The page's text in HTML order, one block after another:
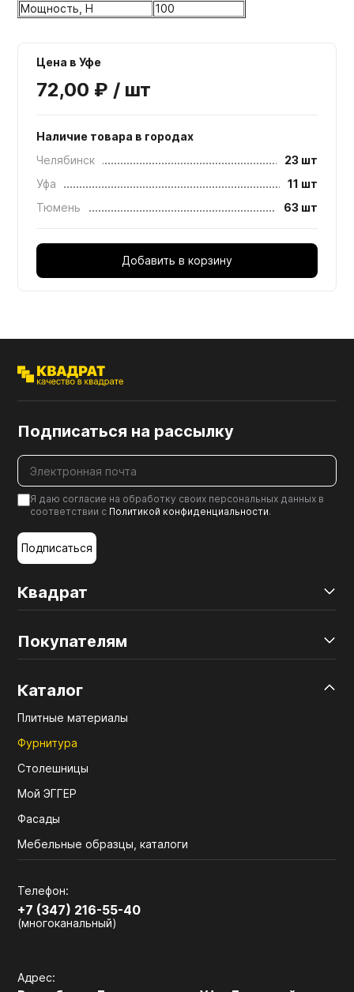
Мощность, H
100
Цена в Уфе
72,00 ₽ / шт
Наличие товара в городах
Челябинск
23 шт
Уфа
11 шт
Тюмень
63 шт
Добавить в корзину
Квадрат
Покупателям
Каталог
Плитные материалы
Фурнитура
Столешницы
Мой ЭГГЕР
Фасады
Мебельные образцы, каталоги
Телефон:
+7 (347) 216-55-40
(многоканальный)
Адрес:
Подписаться на рассылку
Я даю согласие на обработку своих персональных данных в
соответствии с Политикой конфиденциальности.
Подписаться